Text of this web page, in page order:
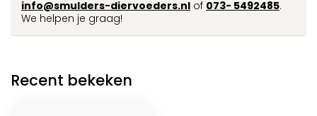
info@smulders-diervoeders.nl of 073- 5492485.
We helpen je graag!
Recent bekeken